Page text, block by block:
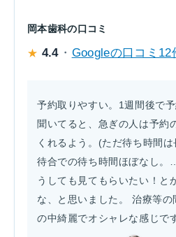
岡本歯科の口コミ
★ 4.4 ・ Googleの口コミ12
予約取りやすい。1週間後で
聞いてると、急ぎの人は予約
くれるよう。(ただ待ち時間
待合での待ち時間ほぼなし
うしても見てもらいたい！と
な、と思いました。 治療等
の中綺麗でオシャレな感じで